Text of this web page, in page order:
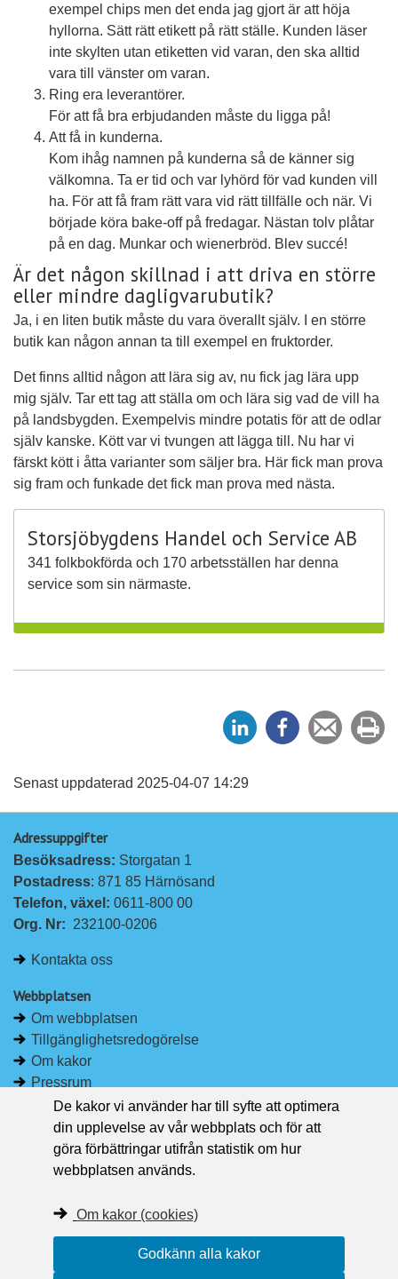
exempel chips men det enda jag gjort är att höja
hyllorna. Sätt rätt etikett på rätt ställe. Kunden läser
inte skylten utan etiketten vid varan, den ska alltid
vara till vänster om varan.
Ring era leverantörer.
För att få bra erbjudanden måste du ligga på!
Att få in kunderna.
Kom ihåg namnen på kunderna så de känner sig
välkomna. Ta er tid och var lyhörd för vad kunden vill
ha. För att få fram rätt vara vid rätt tillfälle och när. Vi
började köra bake-off på fredagar. Nästan tolv plåtar
på en dag. Munkar och wienerbröd. Blev succé!
Är det någon skillnad i att driva en större
eller mindre dagligvarubutik?
Ja, i en liten butik måste du vara överallt själv. I en större
butik kan någon annan ta till exempel en fruktorder.
Det finns alltid någon att lära sig av, nu fick jag lära upp
mig själv. Tar ett tag att ställa om och lära sig vad de vill ha
på landsbygden. Exempelvis mindre potatis för att de odlar
själv kanske. Kött var vi tvungen att lägga till. Nu har vi
färskt kött i åtta varianter som säljer bra. Här fick man prova
sig fram och funkade det fick man prova med nästa.
Storsjöbygdens Handel och Service AB
341 folkbokförda och 170 arbetsställen har denna
service som sin närmaste.
e
e
Tipsa
en
ut
Senast uppdaterad 2025-04-07 14:29
Adressuppgifter
Besöksadress: Storgatan 1
Postadress: 871 85 Härnösand
Telefon, växel: 0611-800 00
Org. Nr: 232100-0206
Kontakta oss
Webbplatsen
Om webbplatsen
Tillgänglighetsredogörelse
Om kakor
Pressrum
Håll dig uppdaterad
Följ Region Västernorrland på Facebook
Region Västernorrland i sociala medier
De kakor vi använder har till syfte att optimera
din upplevelse av vår webbplats och för att
göra förbättringar utifrån statistik om hur
webbplatsen används.
Om kakor (cookies)
Godkänn alla kakor